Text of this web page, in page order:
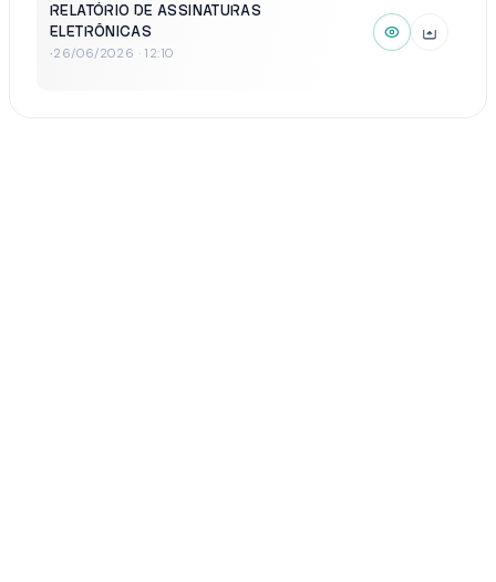
RELATÓRIO DE ASSINATURAS
ELETRÔNICAS
·26/06/2026 · 12:10